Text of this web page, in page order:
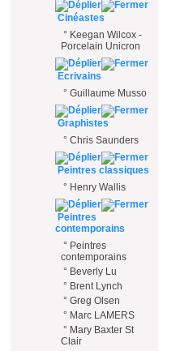
Cinéastes
° Keegan Wilcox -
Porcelain Unicron
Ecrivains
° Guillaume Musso
Graphistes
° Chris Saunders
Peintres classiques
° Henry Wallis
Peintres
contemporains
° Peintres
contemporains
° Beverly Lu
° Brent Lynch
° Greg Olsen
° Marc LAMERS
° Mary Baxter St
Clair